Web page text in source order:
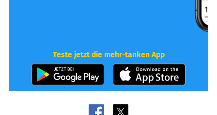
Teste jetzt die mehr-tanken App